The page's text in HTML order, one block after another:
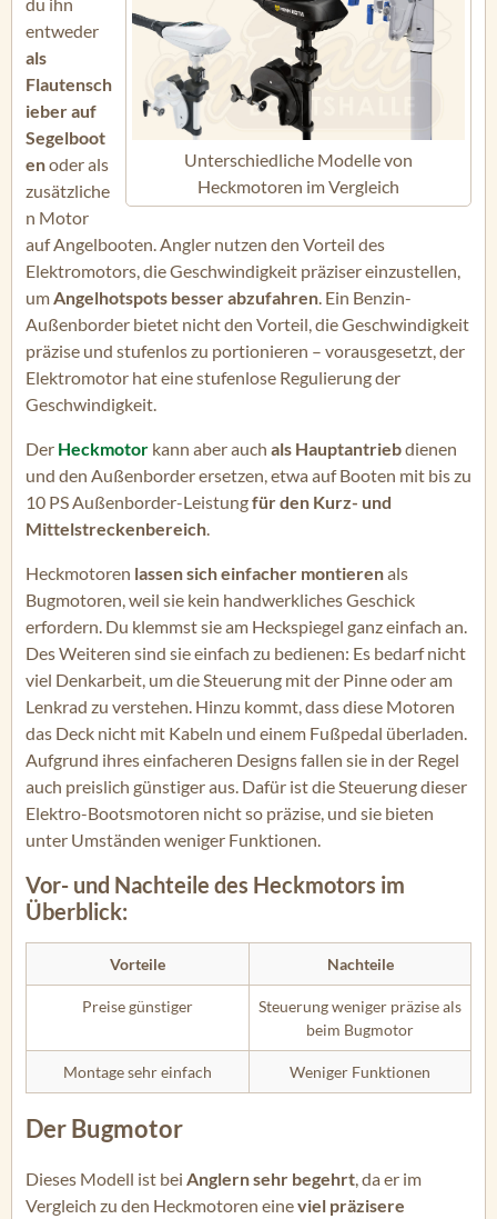
Unterschiedliche Modelle von
Heckmotoren im Vergleich
entweder
als
Flautensch
ieber auf
Segelboot
enoder als
zusätzliche
n Motor
auf Angelbooten. Angler nutzen den Vorteil des
Elektromotors, die Geschwindigkeit präziser einzustellen,
umAngelhotspots besser abzufahren. Ein Benzin-
Außenborder bietet nicht den Vorteil, die Geschwindigkeit
präzise und stufenlos zu portionieren – vorausgesetzt, der
Elektromotor hat eine stufenlose Regulierung der
Geschwindigkeit.
Der Heckmotor kann aber auch als Hauptantriebdienen
und den Außenborder ersetzen, etwa auf Booten mit bis zu
10 PS Außenborder-Leistungfür den Kurz- und
Mittelstreckenbereich.
Heckmotoren lassen sich einfacher montierenals
Bugmotoren, weil sie kein handwerkliches Geschick
erfordern. Du klemmst sie am Heckspiegel ganz einfach an.
Des Weiteren sind sie einfach zu bedienen: Es bedarf nicht
viel Denkarbeit, um die Steuerung mit der Pinne oder am
Lenkrad zu verstehen. Hinzu kommt, dass diese Motoren
das Deck nicht mit Kabeln und einem Fußpedal überladen.
Aufgrund ihres einfacheren Designs fallen sie in der Regel
auch preislich günstiger aus. Dafür ist die Steuerung dieser
Elektro-Bootsmotoren nicht so präzise, und sie bieten
unter Umständen weniger Funktionen.
Vor- und Nachteile des Heckmotors im
Überblick:
Vorteile Nachteile
Preise günstiger
Steuerung weniger präzise als
beim Bugmotor
Montage sehr einfach Weniger Funktionen
Der Bugmotor
Dieses Modell ist bei Anglern sehr begehrt, da er im
Vergleich zu den Heckmotoren eineviel präzisere